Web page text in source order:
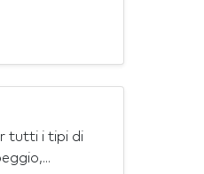
tutti i tipi di